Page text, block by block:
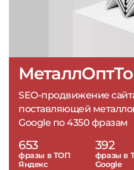
SEO-продвижение
поставляющей
Google по 4350 фразам
653
фразы в ТОП
Яндекс
392
фразы в
Google